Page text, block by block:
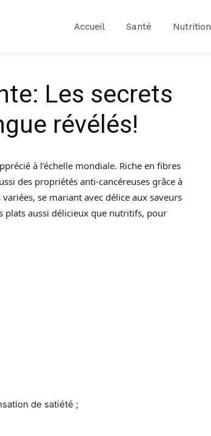
Accueil Santé Nutrition
Les secrets
révélés!
à l’échelle mondiale. Riche en fibres
des propriétés anti-cancéreuses grâce à
se mariant avec délice aux saveurs
plats aussi délicieux que nutritifs, pour
de satiété ;